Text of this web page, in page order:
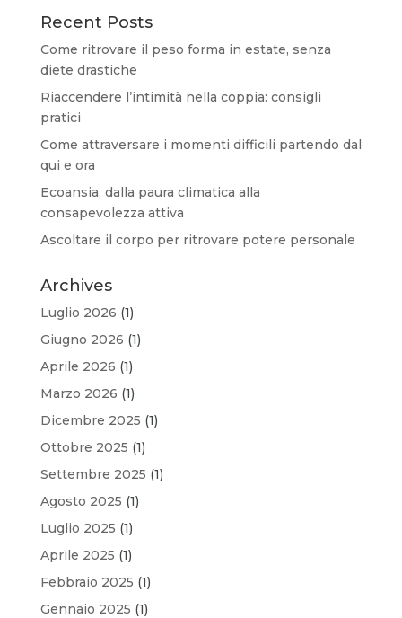
Recent Posts
Come ritrovare il peso forma in estate, senza
diete drastiche
Riaccendere l’intimità nella coppia: consigli
pratici
Come attraversare i momenti difficili partendo dal
qui e ora
Ecoansia, dalla paura climatica alla
consapevolezza attiva
Ascoltare il corpo per ritrovare potere personale
Archives
Luglio 2026 (1)
Giugno 2026 (1)
Aprile 2026 (1)
Marzo 2026 (1)
Dicembre 2025 (1)
Ottobre 2025 (1)
Settembre 2025 (1)
Agosto 2025 (1)
Luglio 2025 (1)
Aprile 2025 (1)
Febbraio 2025 (1)
Gennaio 2025 (1)